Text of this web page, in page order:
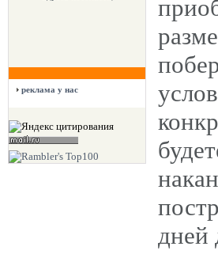
реклама у нас
дней